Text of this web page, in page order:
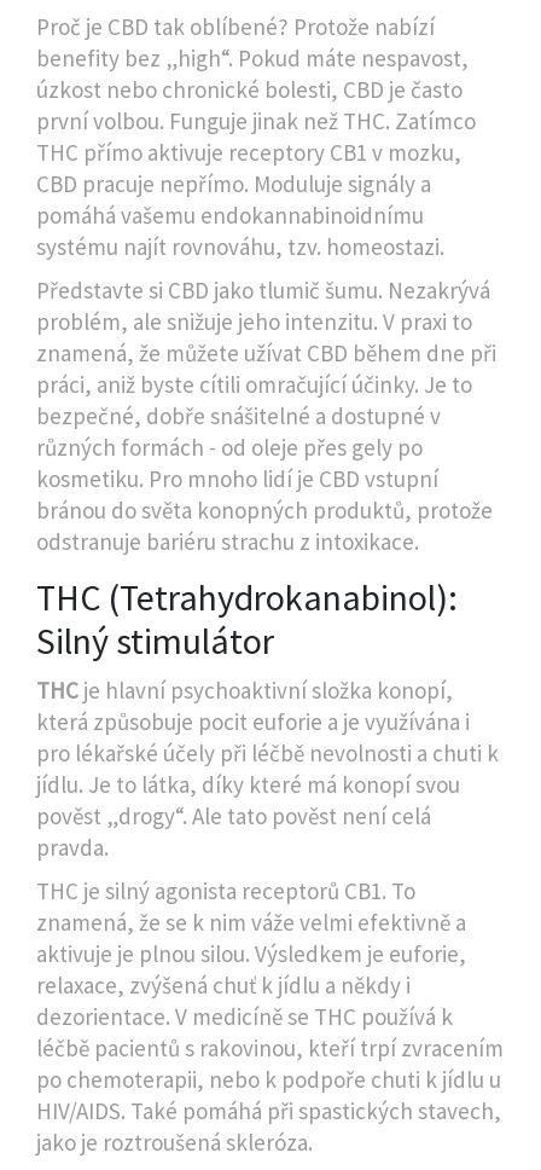
Proč je CBD tak oblíbené? Protože nabízí
benefity bez „high“. Pokud máte nespavost,
úzkost nebo chronické bolesti, CBD je často
první volbou. Funguje jinak než THC. Zatímco
THC přímo aktivuje receptory CB1 v mozku,
CBD pracuje nepřímo. Moduluje signály a
pomáhá vašemu endokannabinoidnímu
systému najít rovnováhu, tzv. homeostazi.
Představte si CBD jako tlumič šumu. Nezakrývá
problém, ale snižuje jeho intenzitu. V praxi to
znamená, že můžete užívat CBD během dne při
práci, aniž byste cítili omračující účinky. Je to
bezpečné, dobře snášitelné a dostupné v
různých formách - od oleje přes gely po
kosmetiku. Pro mnoho lidí je CBD vstupní
bránou do světa konopných produktů, protože
odstranuje bariéru strachu z intoxikace.
THC (Tetrahydrokanabinol):
Silný stimulátor
THC je hlavní psychoaktivní složka konopí,
která způsobuje pocit euforie a je využívána i
pro lékařské účely při léčbě nevolnosti a chuti k
jídlu. Je to látka, díky které má konopí svou
pověst „drogy“. Ale tato pověst není celá
pravda.
THC je silný agonista receptorů CB1. To
znamená, že se k nim váže velmi efektivně a
aktivuje je plnou silou. Výsledkem je euforie,
relaxace, zvýšená chuť k jídlu a někdy i
dezorientace. V medicíně se THC používá k
léčbě pacientů s rakovinou, kteří trpí zvracením
po chemoterapii, nebo k podpoře chuti k jídlu u
HIV/AIDS. Také pomáhá při spastických stavech,
jako je roztroušená skleróza.